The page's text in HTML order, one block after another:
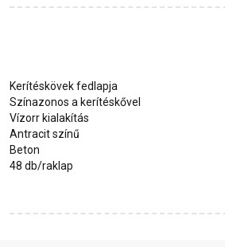
Kerítéskövek fedlapja
Színazonos a kerítéskővel
Vízorr kialakítás
Antracit színű
Beton
48 db/raklap